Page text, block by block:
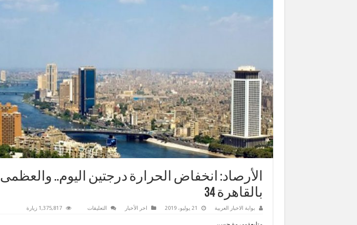
الأرصاد: انخفاض الحرارة درجتين اليوم.. والعظمى
بالقاهرة 34
بوابة الاخبار العربية 21 يوليو، 2019 اخر الأخبار التعليقات 1,375,817 زيارة